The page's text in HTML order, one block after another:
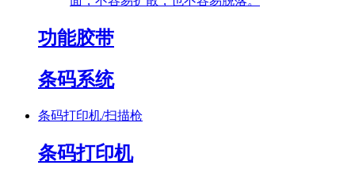
功能胶带
条码系统
条码打印机/扫描枪
条码打印机